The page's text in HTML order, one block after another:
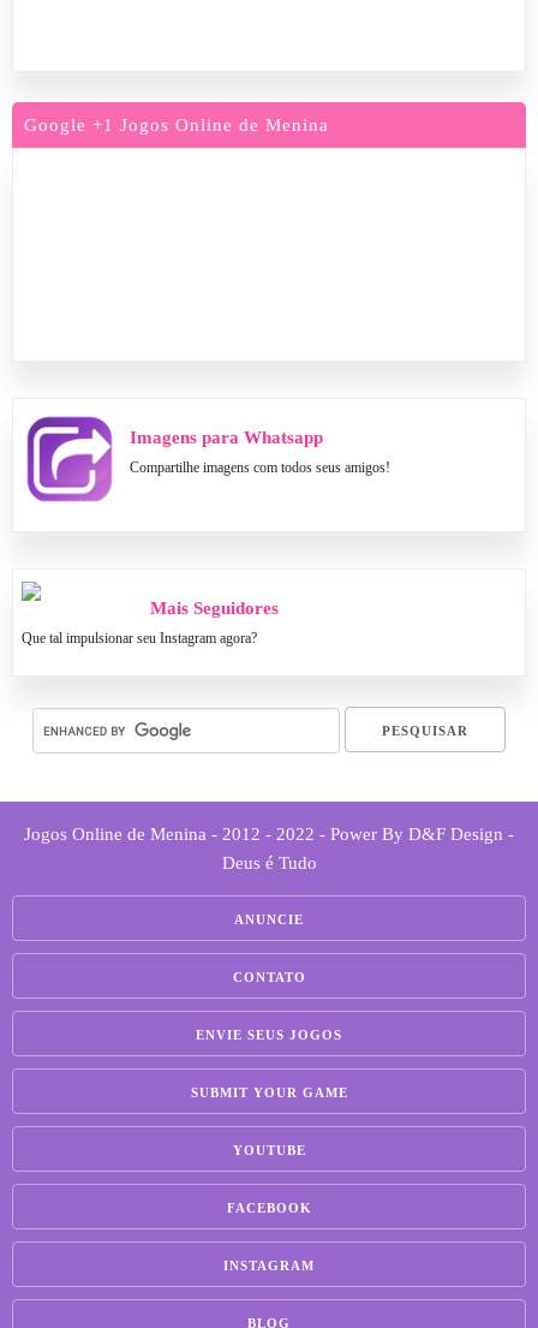
Google +1 Jogos Online de Menina
Imagens para Whatsapp
Compartilhe imagens com todos seus amigos!
Mais Seguidores
Que tal impulsionar seu Instagram agora?
Jogos Online de Menina - 2012 - 2022 - Power By D&F Design -
Deus é Tudo
ANUNCIE
CONTATO
ENVIE SEUS JOGOS
SUBMIT YOUR GAME
YOUTUBE
FACEBOOK
INSTAGRAM
BLOG